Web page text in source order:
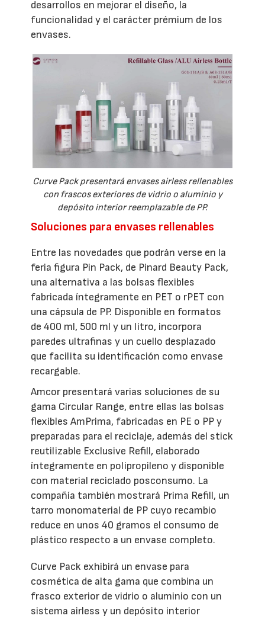
desarrollos en mejorar el diseño, la
funcionalidad y el carácter prémium de los
envases.
Curve Pack presentará envases airless rellenables
con frascos exteriores de vidrio o aluminio y
depósito interior reemplazable de PP.
Soluciones para envases rellenables
Entre las novedades que podrán verse en la
feria figura Pin Pack, de Pinard Beauty Pack,
una alternativa a las bolsas flexibles
fabricada íntegramente en PET o rPET con
una cápsula de PP. Disponible en formatos
de 400 ml, 500 ml y un litro, incorpora
paredes ultrafinas y un cuello desplazado
que facilita su identificación como envase
recargable.
Amcor presentará varias soluciones de su
gama Circular Range, entre ellas las bolsas
flexibles AmPrima, fabricadas en PE o PP y
preparadas para el reciclaje, además del stick
reutilizable Exclusive Refill, elaborado
íntegramente en polipropileno y disponible
con material reciclado posconsumo. La
compañía también mostrará Prima Refill, un
tarro monomaterial de PP cuyo recambio
reduce en unos 40 gramos el consumo de
plástico respecto a un envase completo.
Curve Pack exhibirá un envase para
cosmética de alta gama que combina un
frasco exterior de vidrio o aluminio con un
sistema airless y un depósito interior